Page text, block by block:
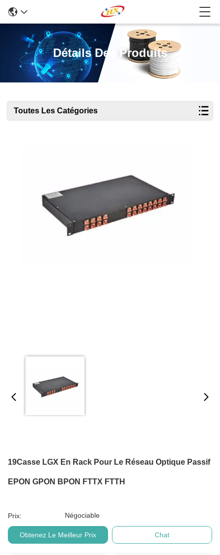
Détails Des Produits
Toutes Les Catégories
19Casse LGX En Rack Pour Le Réseau Optique Passif
EPON GPON BPON FTTX FTTH
Prix: Négociable
Obtenez Le Meilleur Prix Chat